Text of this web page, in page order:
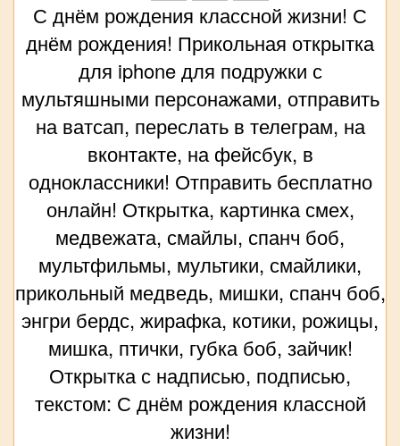
С днём рождения классной жизни! С
днём рождения! Прикольная открытка
для iphone для подружки с
мультяшными персонажами, отправить
на ватсап, переслать в телеграм, на
вконтакте, на фейсбук, в
одноклассники! Отправить бесплатно
онлайн! Открытка, картинка смех,
медвежата, смайлы, спанч боб,
мультфильмы, мультики, смайлики,
прикольный медведь, мишки, спанч боб,
энгри бердс, жирафка, котики, рожицы,
мишка, птички, губка боб, зайчик!
Открытка с надписью, подписью,
текстом: С днём рождения классной
жизни!